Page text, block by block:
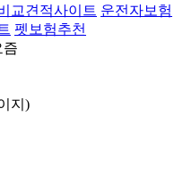
교견적사이트 운전자보험
펫보험추천
지)